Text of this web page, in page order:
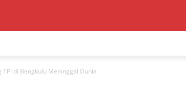
di Bengkulu Meninggal Dunia